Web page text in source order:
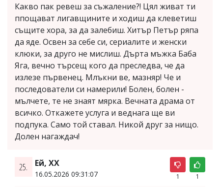
Какво пак ревеш за съжаление?! Цял живат ти
ппощават лигавщините и ходиш да клеветиш
същите хора, за да залебиш. Хитър Петър ряпа
да яде. Освен за себе си, сериалите и женски
клюки, за друго не мислиш. Дърта мъжка Баба
Яга, вечно търсещ кого да преследва, че да
излезе първенец. Млъкни ве, мазняр! Че и
последователи си намерили! Болен, болен -
мълчете, те не знаят мярка. Вечната драма от
всичко. Откажете услуга и веднага ще ви
подпука. Само той ставал. Никой друг за нищо.
Долен нагаждач!
25. Ей, ХХ
16.05.2026 09:31:07 1 1